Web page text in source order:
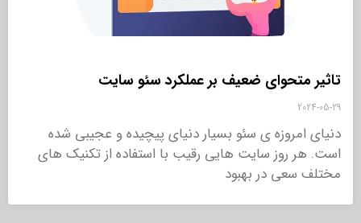
تاثیر متحوای ضعیف بر عملکرد سئو سایت
2024-05-29
دنیای امروزه ی سئو بسیار دنیای پیچیده و عجیبی شده
است. هر روز سایت هایی رقیب با استفاده از تکنیک های
مختلف سعی در بهبود